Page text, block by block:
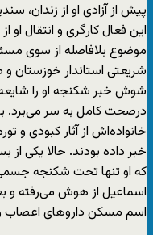
پیش از آزادی او از زندان،
این فعال کارگری و انتقال او
موضوع بلافاصله از سوی
شریعتی استاندار
شوش خبر شکنجه او را شایعه
درصحت کامل به سر می‌برد. با
خانواده‌اش از آثار کبودی و
خبر داده بودند. حالا یکی
که او تنها تحت شکنجه جسمی
اسماعیل از هوش می‌رفته
اسم مسکن داروهای اعصاب و